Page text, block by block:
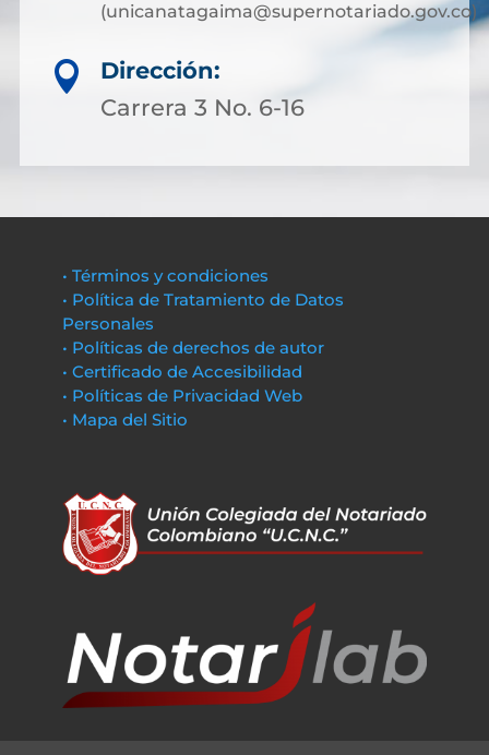
(unicanatagaima@supernotariado.gov.co)

Dirección:
Carrera 3 No. 6-16
• Términos y condiciones
• Política de Tratamiento de Datos
Personales
• Políticas de derechos de autor
• Certificado de Accesibilidad
• Políticas de Privacidad Web
• Mapa del Sitio